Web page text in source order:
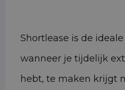
Shortlease is de
wanneer je tijdelijk
hebt, te maken krijgt